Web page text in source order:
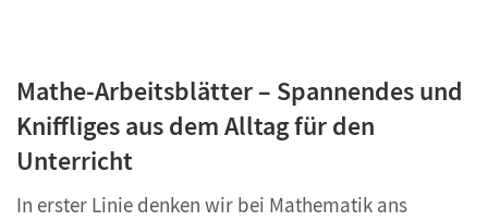
Mathe-Arbeitsblätter – Spannendes und
Kniffliges aus dem Alltag für den
Unterricht
In erster Linie denken wir bei Mathematik ans